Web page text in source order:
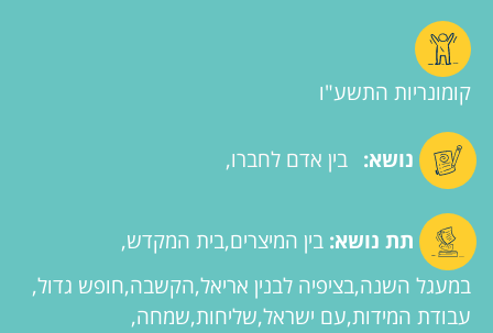
קומונריות התשע"ו
נושא: בין אדם לחברו
תת נושא: בין המיצרים בית המקדש
במעגל השנה בציפיה לבנין אריאל הקשבה חופש גדול
עבודת המידות עם ישראל שליחות שמחה